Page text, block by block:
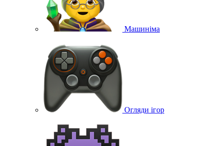
Машиніма
Огляди ігор